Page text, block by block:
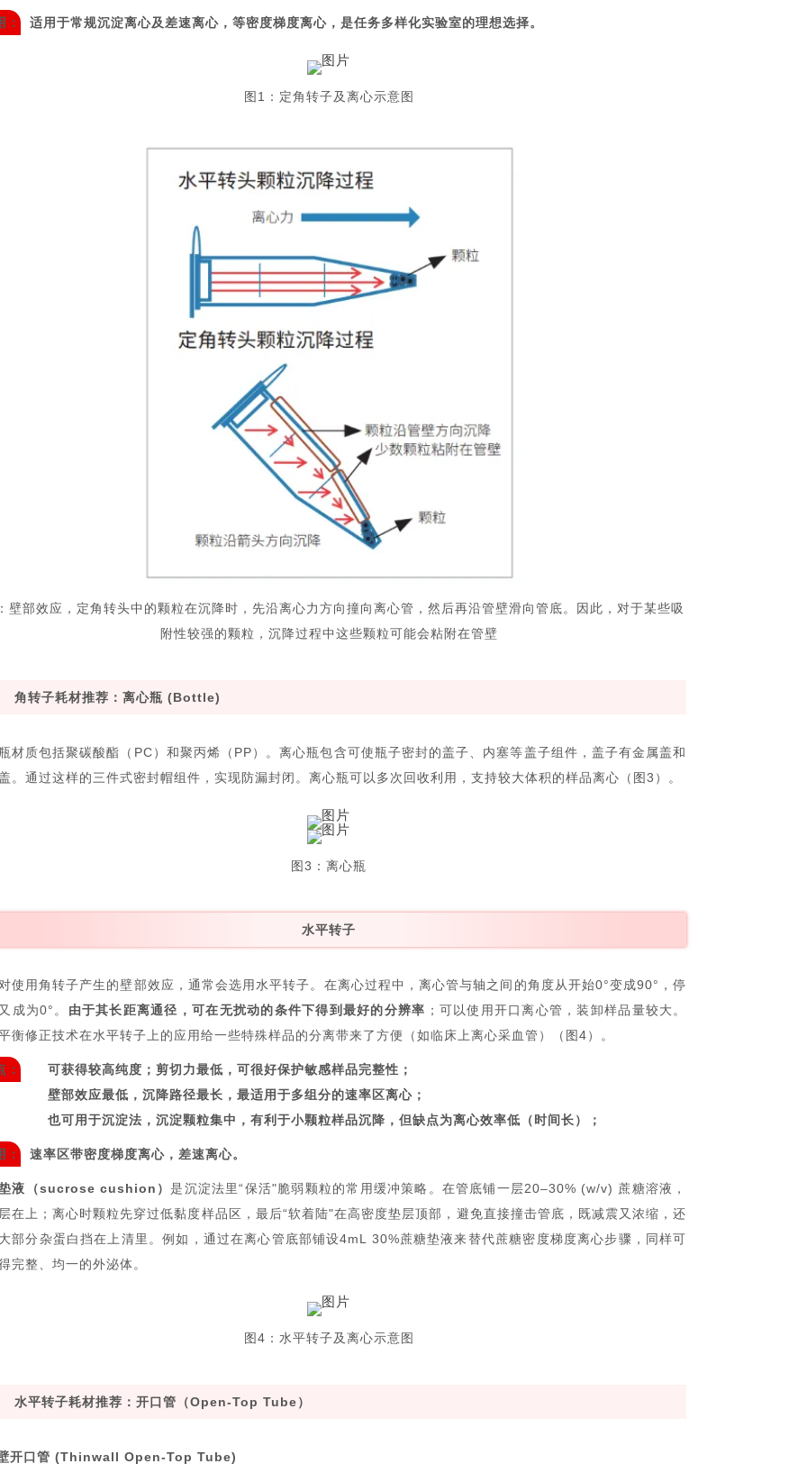
： 适用于常规沉淀离心及差速离心，等密度梯度离心，是任务多样化实验室的理想选择。
图1：定角转子及离心示意图
壁部效应，定角转头中的颗粒在沉降时，先沿离心力方向撞向离心管，然后再沿管壁滑向管底。因此，对于某些吸
附性较强的颗粒，沉降过程中这些颗粒可能会粘附在管壁
角转子耗材推荐：离心瓶 (Bottle)
材质包括聚碳酸酯（PC）和聚丙烯（PP）。离心瓶包含可使瓶子密封的盖子、内塞等盖子组件，盖子有金属盖和
。通过这样的三件式密封帽组件，实现防漏封闭。离心瓶可以多次回收利用，支持较大体积的样品离心（图3）。
图3：离心瓶
水平转子
使用角转子产生的壁部效应，通常会选用水平转子。在离心过程中，离心管与轴之间的角度从开始0°变成90°，停
成为0°。 由于其长距离通径，可在无扰动的条件下得到最好的分辨率 ；可以使用开口离心管，装卸样品量较大。
衡修正技术在水平转子上的应用给一些特殊样品的分离带来了方便（如临床上离心采血管）（图4）。
：
可获得较高纯度；剪切力最低，可很好保护敏感样品完整性；
壁部效应最低，沉降路径最长，最适用于多组分的速率区离心；
也可用于沉淀法，沉淀颗粒集中，有利于小颗粒样品沉降，但缺点为离心效率低（时间长）；
： 速率区带密度梯度离心，差速离心。
液（sucrose cushion）是沉淀法里“保活"脆弱颗粒的常用缓冲策略。在管底铺一层20–30% (w/v) 蔗糖溶液，
在上；离心时颗粒先穿过低黏度样品区，最后“软着陆"在高密度垫层顶部，避免直接撞击管底，既减震又浓缩，还
部分杂蛋白挡在上清里。例如，通过在离心管底部铺设4mL 30%蔗糖垫液来替代蔗糖密度梯度离心步骤，同样可
完整、均一的外泌体。
图4：水平转子及离心示意图
水平转子耗材推荐：开口管（Open-Top Tube）
开口管 (Thinwall Open-Top Tube)